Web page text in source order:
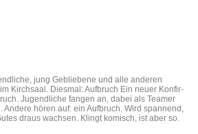
jung Gebliebene und alle anderen
Kirchsaal. Diesmal: Aufbruch Ein neuer Konfir-
Jugendliche fangen an, dabei als Teamer
Andere hören auf: ein Aufbruch. Wird spannend,
draus wachsen. Klingt komisch, ist aber so.